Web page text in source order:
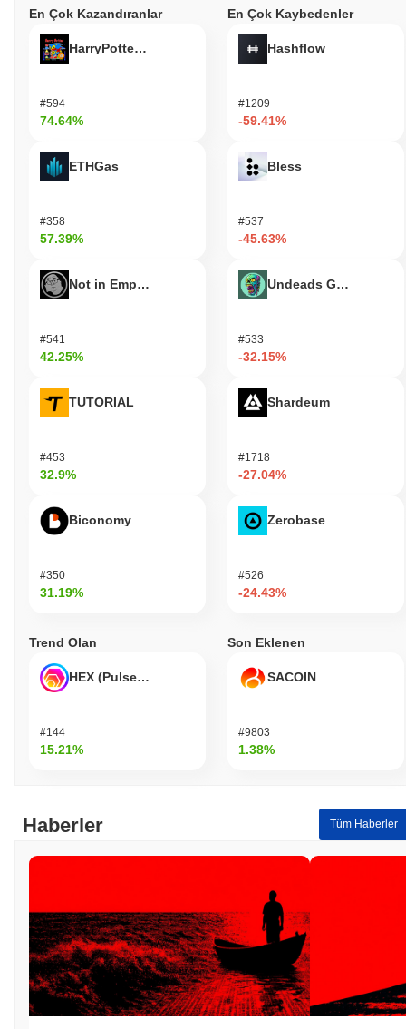
En Çok Kazandıranlar
HarryPotterObamaSonic10Inu (ETH)
#594
74.64%
ETHGas
#358
57.39%
Not in Employment, Education, or Training
#541
42.25%
TUTORIAL
#453
32.9%
Biconomy
#350
31.19%
En Çok Kaybedenler
Hashflow
#1209
-59.41%
Bless
#537
-45.63%
Undeads Games
#533
-32.15%
Shardeum
#1718
-27.04%
Zerobase
#526
-24.43%
Trend Olan
HEX (Pulsechain)
#144
15.21%
Son Eklenen
SACOIN
#9803
1.38%
Haberler Tüm Haberler